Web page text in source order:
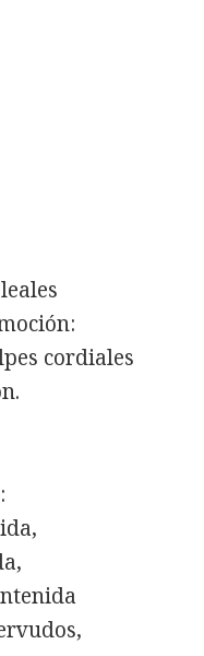
cordiales